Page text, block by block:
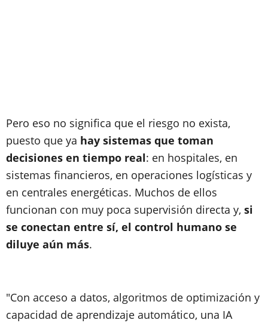
Pero eso no significa que el riesgo no exista,
puesto que ya hay sistemas que toman
decisiones en tiempo real: en hospitales, en
sistemas financieros, en operaciones logísticas y
en centrales energéticas. Muchos de ellos
funcionan con muy poca supervisión directa y, si
se conectan entre sí, el control humano se
diluye aún más.
"Con acceso a datos, algoritmos de optimización y
capacidad de aprendizaje automático, una IA